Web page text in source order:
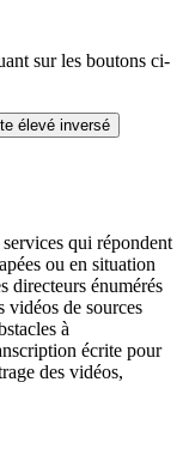
sur les boutons ci-
élevé inversé
qui répondent
ou en situation
directeurs énumérés
vidéos de sources
à
écrite pour
des vidéos,